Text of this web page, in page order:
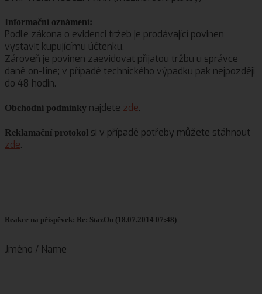
Informační oznámení:
Podle zákona o evidenci tržeb je prodávající povinen
vystavit kupujícímu účtenku.
Zároveň je povinen zaevidovat přijatou tržbu u správce
daně on-line; v případě technického výpadku pak nejpozději
do 48 hodin.
Obchodní podmínky najdete zde.
Reklamační protokol si v případě potřeby můžete stáhnout
zde.
Reakce na příspěvek: Re: StazOn (18.07.2014 07:48)
Jméno / Name